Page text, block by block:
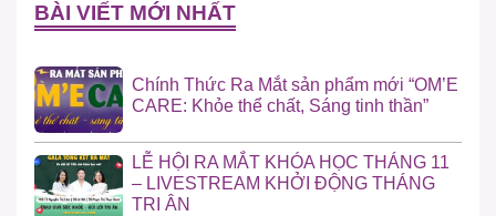
BÀI VIẾT MỚI NHẤT
Chính Thức Ra Mắt sản phẩm mới “OM’E
CARE: Khỏe thể chất, Sáng tinh thần”
LỄ HỘI RA MẮT KHÓA HỌC THÁNG 11
– LIVESTREAM KHỞI ĐỘNG THÁNG
TRI ÂN